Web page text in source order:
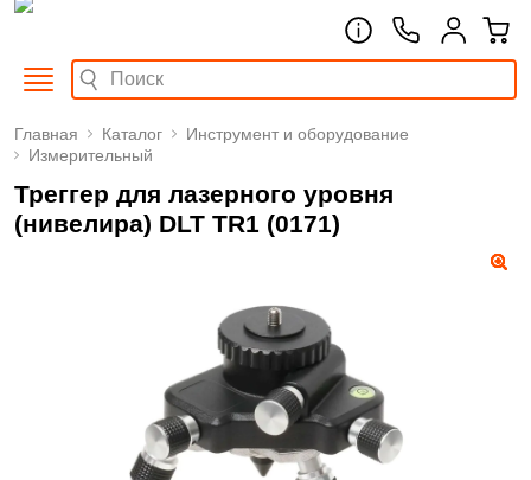
Главная Каталог
Инструмент и оборудование
Измерительный
Треггер для лазерного уровня
(нивелира) DLT TR1 (0171)